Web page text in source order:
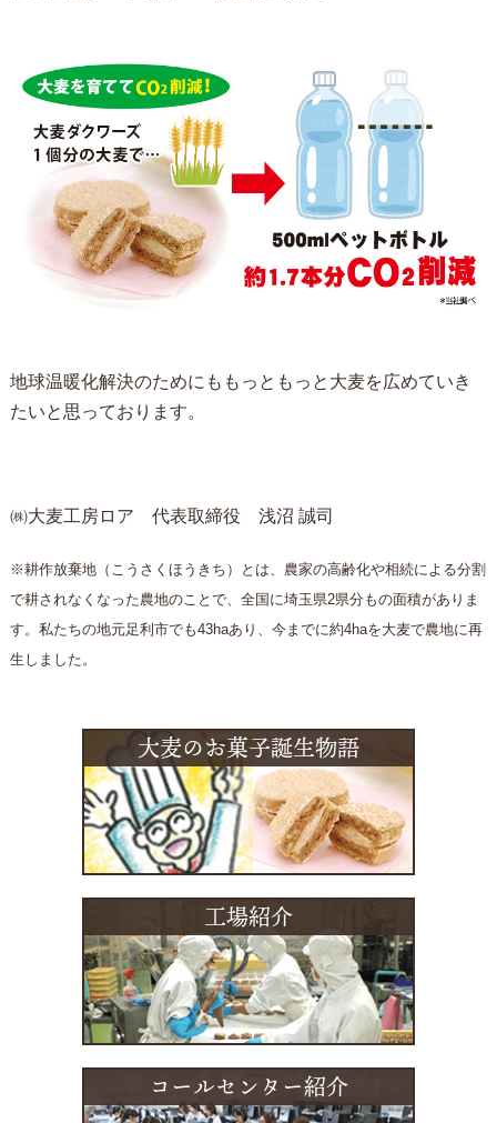
地球温暖化解決のためにももっともっと大麦を広めていき
たいと思っております。
㈱大麦工房ロア 代表取締役 浅沼 誠司
※耕作放棄地（こうさくほうきち）とは、農家の高齢化や相続による分割
で耕されなくなった農地のことで、全国に埼玉県2県分もの面積がありま
す。私たちの地元足利市でも43haあり、今までに約4haを大麦で農地に再
生しました。
大麦のお菓子誕生物語
工場紹介
コールセンター紹介